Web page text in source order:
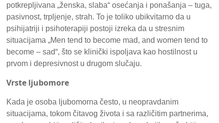
potkrepljivana „ženska, slaba“ osećanja i ponašanja – tuga,
pasivnost, trpljenje, strah. To je toliko ubikvitarno da u
psihijatriji i psihoterapiji postoji izreka da u stresnim
situacijama „Men tend to become mad, and women tend to
become – sad“, što se klinički ispoljava kao hostilnost u
prvom i depresivnost u drugom slučaju.
Vrste ljubomore
Kada je osoba ljubomorna često, u neopravdanim
situacijama, tokom čitavog života i sa različitim partnerima,